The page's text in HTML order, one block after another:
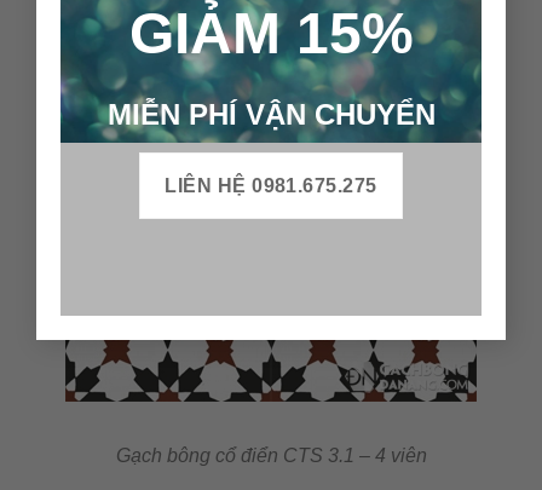
GIẢM 15%
MIỄN PHÍ VẬN CHUYỂN
LIÊN HỆ 0981.675.275
Gạch bông cổ điển CTS 3.1 – 4 viên